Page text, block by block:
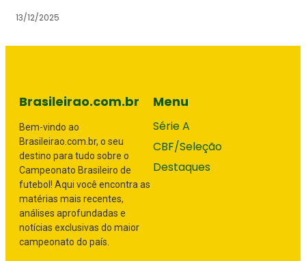
13/12/2025
Brasileirao.com.br
Bem-vindo ao
Brasileirao.com.br, o seu
destino para tudo sobre o
Campeonato Brasileiro de
futebol! Aqui você encontra as
matérias mais recentes,
análises aprofundadas e
notícias exclusivas do maior
campeonato do país.
Menu
Série A
CBF/Seleção
Destaques